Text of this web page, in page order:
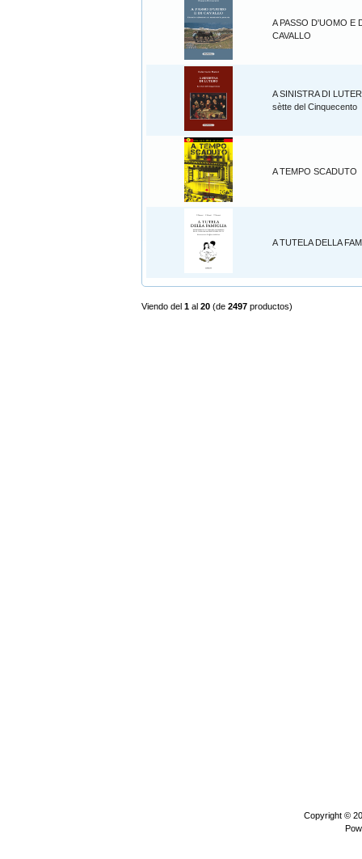
A PASSO D'UOMO E
CAVALLO
A SINISTRA DI
sètte del Cinquecento
A TEMPO SCADUTO
A TUTELA DELLA
Viendo del 1 al 20 (de 2497 productos)
Copyright ©